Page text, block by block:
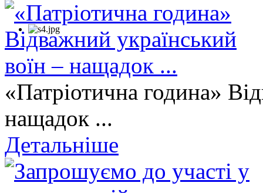
«Патріотична година»
нащадок ...
Детальніше